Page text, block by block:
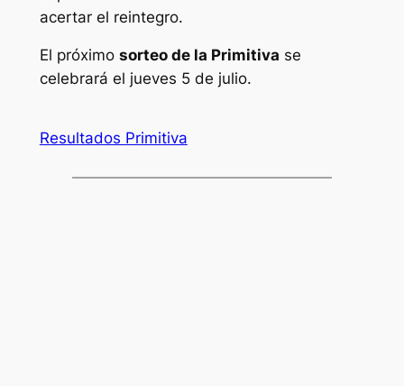
acertar el reintegro.
El próximo sorteo de la Primitiva se
celebrará el jueves 5 de julio.
Resultados Primitiva